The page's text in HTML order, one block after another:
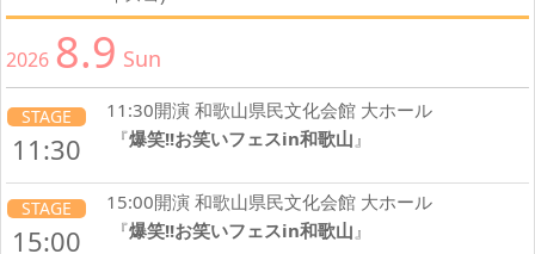
2026 8.9 Sun
STAGE
11:30
11:30開演 和歌山県民文化会館 大ホール
『爆笑!!お笑いフェスin和歌山』
STAGE
15:00
15:00開演 和歌山県民文化会館 大ホール
『爆笑!!お笑いフェスin和歌山』